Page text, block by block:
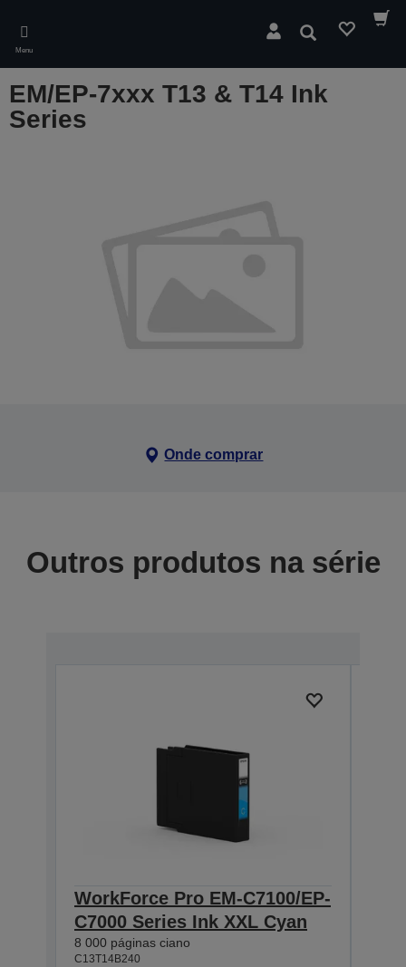
main
content
Menu
Pesquisar
EM/EP-7xxx T13 & T14 Ink
Series
Onde comprar
Outros produtos na série
WorkForce Pro EM-C7100/EP-
C7000 Series Ink XXL Cyan
8 000 páginas ciano
C13T14B240